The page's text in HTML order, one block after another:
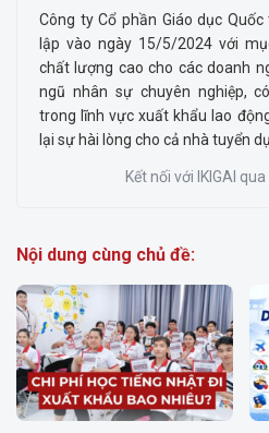
Công ty Cổ phần Giáo dục Quốc
lập vào ngày 15/5/2024 với
chất lượng cao cho các doanh
ngũ nhân sự chuyên nghiệp,
trong lĩnh vực xuất khẩu lao
lại sự hài lòng cho cả nhà tuyển
Kết nối với IKIGAI qua
Nội dung cùng chủ đề: